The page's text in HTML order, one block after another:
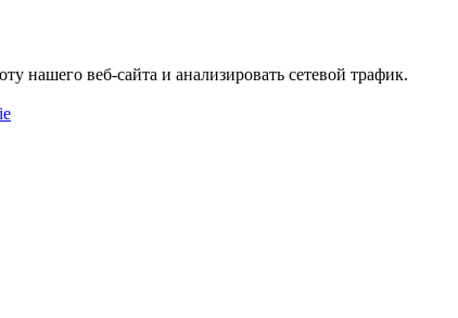
нашего веб-сайта и анализировать сетевой трафик.